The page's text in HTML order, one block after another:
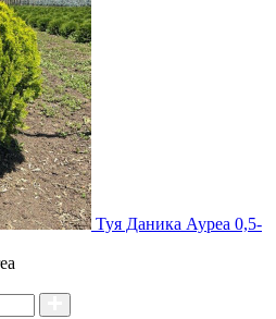
Туя Даника Ауреа 0,5-